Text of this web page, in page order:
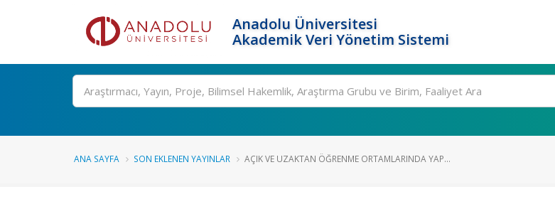
Anadolu Üniversitesi
Akademik Veri Yönetim Sistemi
Ara
ANA SAYFA SON EKLENEN YAYINLAR AÇIK VE UZAKTAN ÖĞRENME ORTAMLARINDA YAP...